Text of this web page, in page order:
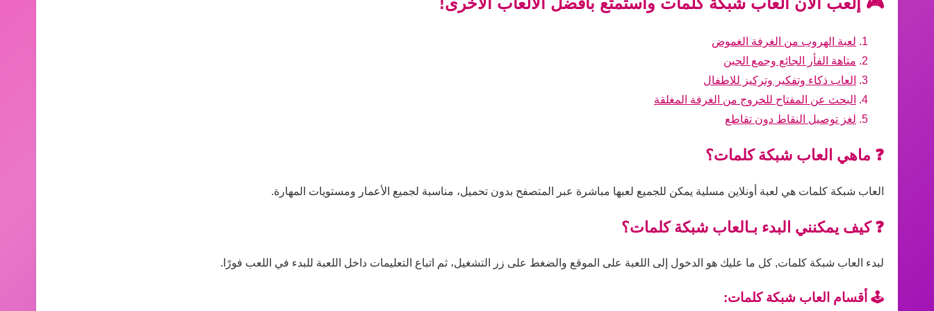
لعبة الهروب من الغرفة الغموض
متاهة الفأر الجائع وجمع الجبن
العاب ذكاء وتفكير وتركيز للاطفال
البحث عن المفتاح للخروج من الغرفة المغلقة
لغز توصيل النقاط دون تقاطع
❓ ماهي العاب شبكة كلمات؟
العاب شبكة كلمات هي لعبة أونلاين مسلية يمكن للجميع لعبها مباشرة عبر المتصفح بدون تحميل، مناسبة لجميع الأعمار ومستويات المهارة.
❓ كيف يمكنني البدء بـالعاب شبكة كلمات؟
لبدء العاب شبكة كلمات, كل ما عليك هو الدخول إلى اللعبة على الموقع والضغط على زر التشغيل، ثم اتباع التعليمات داخل اللعبة للبدء في اللعب فورًا.
🕹️ أقسام العاب شبكة كلمات: